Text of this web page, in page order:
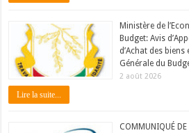
Ministère de
Budget: Avis
d’Achat des
Générale du
2 août 2026
Lire la suite...
COMMUNIQUÉ